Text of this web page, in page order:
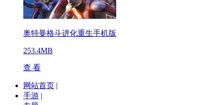
奥特曼格斗进化重生手机版
253.4MB
查 看
网站首页 |
手游 |